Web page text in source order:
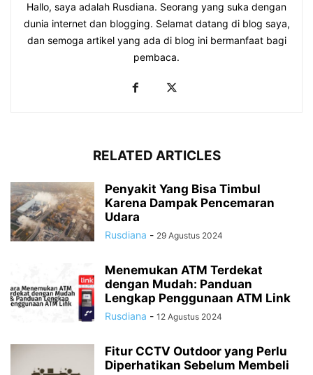
Hallo, saya adalah Rusdiana. Seorang yang suka dengan
dunia internet dan blogging. Selamat datang di blog saya,
dan semoga artikel yang ada di blog ini bermanfaat bagi
pembaca.
RELATED ARTICLES
Penyakit Yang Bisa Timbul
Karena Dampak Pencemaran
Udara
Rusdiana - 29 Agustus 2024
Menemukan ATM Terdekat
dengan Mudah: Panduan
Lengkap Penggunaan ATM Link
Rusdiana - 12 Agustus 2024
Fitur CCTV Outdoor yang Perlu
Diperhatikan Sebelum Membeli